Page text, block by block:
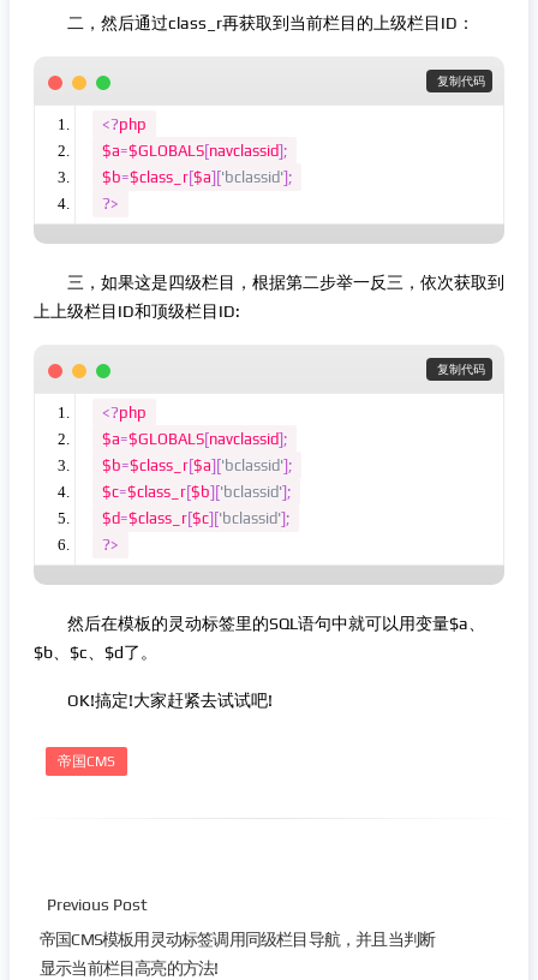
二，然后通过class_r再获取到当前栏目的上级栏目ID：
复制代码
<?php
$a=$GLOBALS[navclassid];
$b=$class_r[$a]['bclassid'];
?>
三，如果这是四级栏目，根据第二步举一反三，依次获取到
上上级栏目ID和顶级栏目ID:
复制代码
<?php
$a=$GLOBALS[navclassid];
$b=$class_r[$a]['bclassid'];
$c=$class_r[$b]['bclassid'];
$d=$class_r[$c]['bclassid'];
?>
然后在模板的灵动标签里的SQL语句中就可以用变量$a、
$b、$c、$d了。
OK!搞定!大家赶紧去试试吧!
帝国CMS
Previous Post
帝国CMS模板用灵动标签调用同级栏目导航，并且当判断
显示当前栏目高亮的方法!